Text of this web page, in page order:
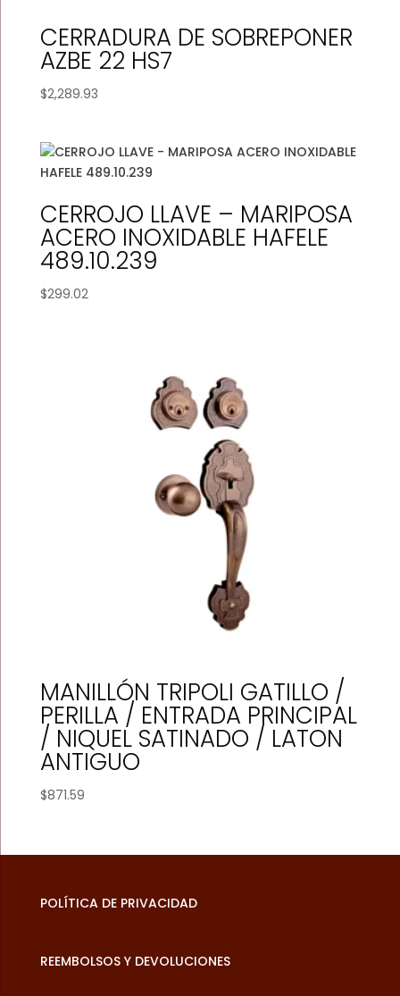
CERRADURA DE SOBREPONER
AZBE 22 HS7
$2,289.93
CERROJO LLAVE – MARIPOSA
ACERO INOXIDABLE HAFELE
489.10.239
$299.02
MANILLÓN TRIPOLI GATILLO /
PERILLA / ENTRADA PRINCIPAL
/ NIQUEL SATINADO / LATON
ANTIGUO
$871.59
POLÍTICA DE PRIVACIDAD
REEMBOLSOS Y DEVOLUCIONES